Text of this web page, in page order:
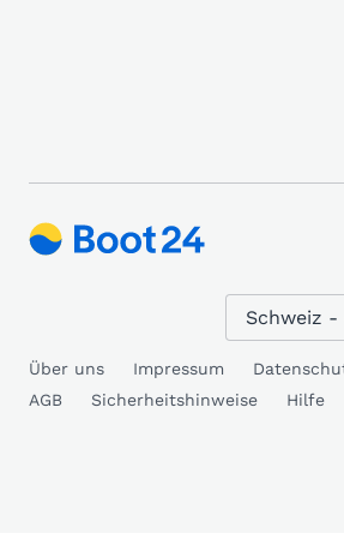
Über uns Impressum
AGB
Sicherheitshinweise Hilfe